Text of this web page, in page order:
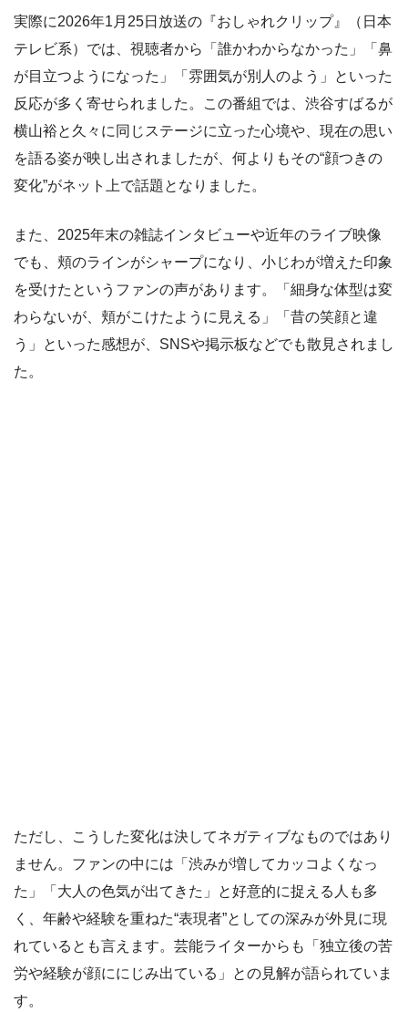
実際に2026年1月25日放送の『おしゃれクリップ』（日本
テレビ系）では、視聴者から「誰かわからなかった」「鼻
が目立つようになった」「雰囲気が別人のよう」といった
反応が多く寄せられました。この番組では、渋谷すばるが
横山裕と久々に同じステージに立った心境や、現在の思い
を語る姿が映し出されましたが、何よりもその“顔つきの
変化”がネット上で話題となりました。
また、2025年末の雑誌インタビューや近年のライブ映像
でも、頬のラインがシャープになり、小じわが増えた印象
を受けたというファンの声があります。「細身な体型は変
わらないが、頬がこけたように見える」「昔の笑顔と違
う」といった感想が、SNSや掲示板などでも散見されまし
た。
ただし、こうした変化は決してネガティブなものではあり
ません。ファンの中には「渋みが増してカッコよくなっ
た」「大人の色気が出てきた」と好意的に捉える人も多
く、年齢や経験を重ねた“表現者”としての深みが外見に現
れているとも言えます。芸能ライターからも「独立後の苦
労や経験が顔ににじみ出ている」との見解が語られていま
す。